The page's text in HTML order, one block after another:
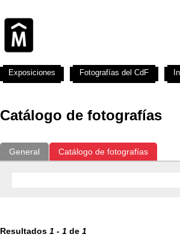
Catálogo de fotografías
General Catálogo de fotografías
Resultados 1 - 1 de 1
Exposiciones Fotografías del CdF